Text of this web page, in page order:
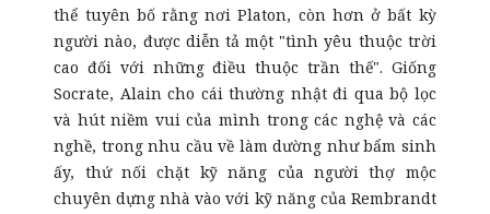
thể tuyên bố rằng nơi Platon, còn hơn ở bất kỳ
người nào, được diễn tả một "tình yêu thuộc trời
cao đối với những điều thuộc trần thế". Giống
Socrate, Alain cho cái thường nhật đi qua bộ lọc
và hút niềm vui của mình trong các nghệ và các
nghề, trong nhu cầu về làm dường như bẩm sinh
ấy, thứ nối chặt kỹ năng của người thợ mộc
chuyên dựng nhà vào với kỹ năng của Rembrandt